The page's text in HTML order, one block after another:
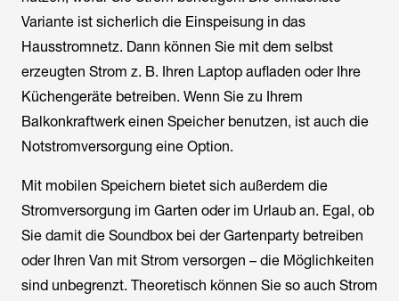
Variante ist sicherlich die Einspeisung in das
Hausstromnetz. Dann können Sie mit dem selbst
erzeugten Strom z. B. Ihren Laptop aufladen oder Ihre
Küchengeräte betreiben. Wenn Sie zu Ihrem
Balkonkraftwerk einen Speicher benutzen, ist auch die
Notstromversorgung eine Option.
Mit mobilen Speichern bietet sich außerdem die
Stromversorgung im Garten oder im Urlaub an. Egal, ob
Sie damit die Soundbox bei der Gartenparty betreiben
oder Ihren Van mit Strom versorgen – die Möglichkeiten
sind unbegrenzt. Theoretisch können Sie so auch Strom